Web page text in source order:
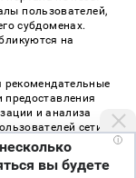
пользователей,
субдоменах.
на
и анализа
сети
Российской
сети«СМИ2» (PDF),
i
вы будете